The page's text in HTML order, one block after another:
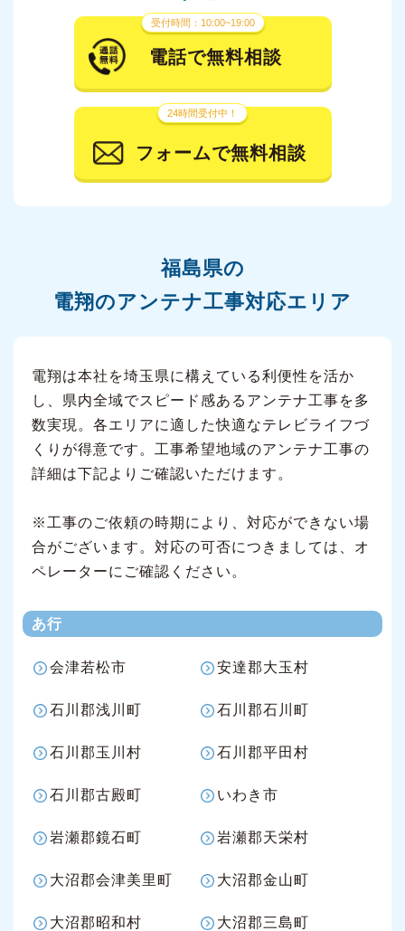
受付時間：10:00~19:00
電話で無料相談
24時間受付中！
フォームで無料相談
福島県の
電翔のアンテナ工事対応エリア
電翔は本社を埼玉県に構えている利便性を活か
し、県内全域でスピード感あるアンテナ工事を多
数実現。各エリアに適した快適なテレビライフづ
くりが得意です。工事希望地域のアンテナ工事の
詳細は下記よりご確認いただけます。
※工事のご依頼の時期により、対応ができない場
合がございます。対応の可否につきましては、オ
ペレーターにご確認ください。
あ行
会津若松市 安達郡大玉村
石川郡浅川町 石川郡石川町
石川郡玉川村 石川郡平田村
石川郡古殿町 いわき市
岩瀬郡鏡石町 岩瀬郡天栄村
大沼郡会津美里町 大沼郡金山町
大沼郡昭和村 大沼郡三島町